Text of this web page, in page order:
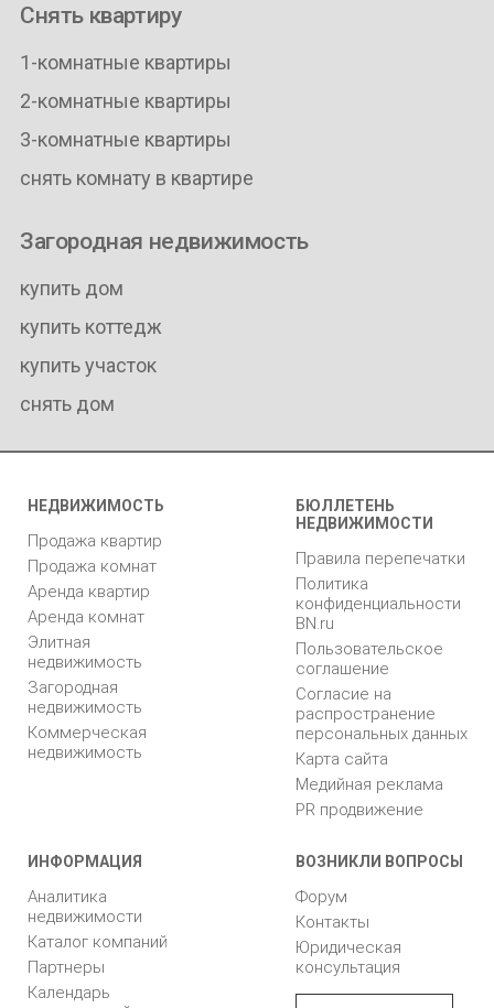
Снять квартиру
1-комнатные квартиры
2-комнатные квартиры
3-комнатные квартиры
снять комнату в квартире
Загородная недвижимость
купить дом
купить коттедж
купить участок
снять дом
НЕДВИЖИМОСТЬ
Продажа квартир
Продажа комнат
Аренда квартир
Аренда комнат
Элитная
недвижимость
Загородная
недвижимость
Коммерческая
недвижимость
БЮЛЛЕТЕНЬ
НЕДВИЖИМОСТИ
Правила перепечатки
Политика
конфиденциальности
BN.ru
Пользовательское
соглашение
Согласие на
распространение
персональных данных
Карта сайта
Медийная реклама
PR продвижение
ИНФОРМАЦИЯ
Аналитика
недвижимости
Каталог компаний
Партнеры
Календарь
ВОЗНИКЛИ ВОПРОСЫ
Форум
Контакты
Юридическая
консультация